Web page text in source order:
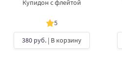
Купидон с флейтой
5
380 руб. | В корзину